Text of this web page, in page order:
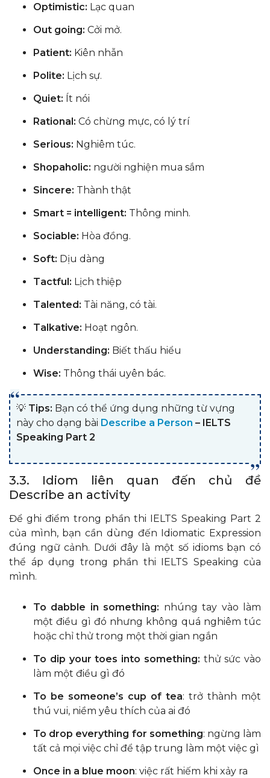
Optimistic: Lạc quan
Out going: Cởi mở.
Patient: Kiên nhẫn
Polite: Lịch sự.
Quiet: Ít nói
Rational: Có chừng mực, có lý trí
Serious: Nghiêm túc.
Shopaholic: người nghiện mua sắm
Sincere: Thành thật
Smart = intelligent: Thông minh.
Sociable: Hòa đồng.
Soft: Dịu dàng
Tactful: Lịch thiệp
Talented: Tài năng, có tài.
Talkative: Hoạt ngôn.
Understanding: Biết thấu hiểu
Wise: Thông thái uyên bác.
💡 Tips: Bạn có thể ứng dụng những từ vựng
này cho dạng bài Describe a Person – IELTS
Speaking Part 2
3.3. Idiom liên quan đến chủ đề
Describe an activity
Để ghi điểm trong phần thi IELTS Speaking Part 2
của mình, bạn cần dùng đến Idiomatic Expression
đúng ngữ cảnh. Dưới đây là một số idioms bạn có
thể áp dụng trong phần thi IELTS Speaking của
mình.
To dabble in something: nhúng tay vào làm
một điều gì đó nhưng không quá nghiêm túc
hoặc chỉ thử trong một thời gian ngắn
To dip your toes into something: thử sức vào
làm một điều gì đó
To be someone’s cup of tea: trở thành một
thú vui, niềm yêu thích của ai đó
To drop everything for something: ngừng làm
tất cả mọi việc chỉ để tập trung làm một việc gì
Once in a blue moon: việc rất hiếm khi xảy ra